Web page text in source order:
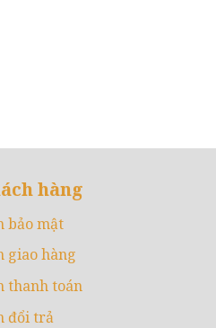
hàng
bảo mật
giao hàng
thanh toán
đổi trả